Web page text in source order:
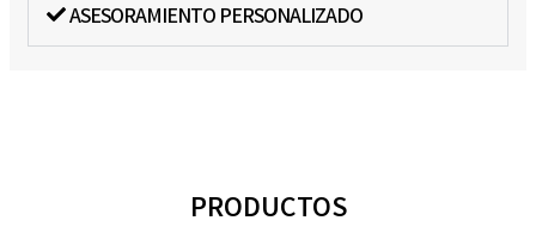
ASESORAMIENTO PERSONALIZADO
PRODUCTOS